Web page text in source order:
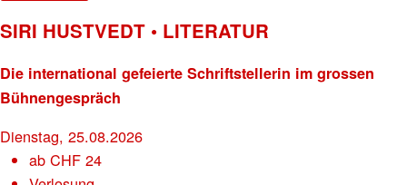
SIRI HUSTVEDT • LITERATUR
Die international gefeierte Schriftstellerin im grossen
Bühnengespräch
Dienstag, 25.08.2026
abCHF 24